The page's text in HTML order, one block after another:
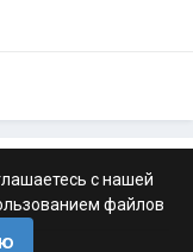
с нашей
файлов